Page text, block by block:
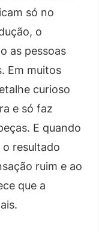
só no
o
as pessoas
Em muitos
curioso
e só faz
E quando
resultado
ruim e ao
que a